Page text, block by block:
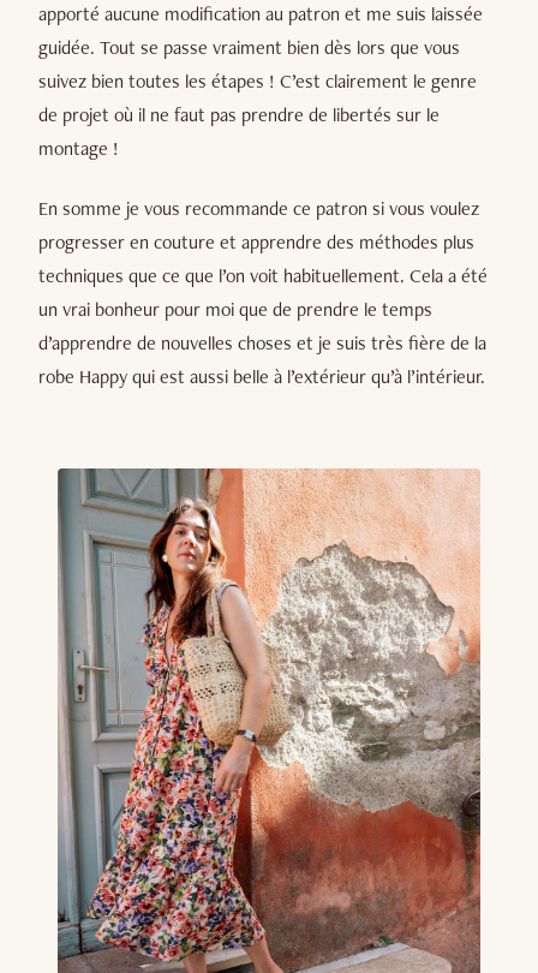
apporté aucune modification au patron et me suis laissée
guidée. Tout se passe vraiment bien dès lors que vous
suivez bien toutes les étapes ! C’est clairement le genre
de projet où il ne faut pas prendre de libertés sur le
montage !
En somme je vous recommande ce patron si vous voulez
progresser en couture et apprendre des méthodes plus
techniques que ce que l’on voit habituellement. Cela a été
un vrai bonheur pour moi que de prendre le temps
d’apprendre de nouvelles choses et je suis très fière de la
robe Happy qui est aussi belle à l’extérieur qu’à l’intérieur.